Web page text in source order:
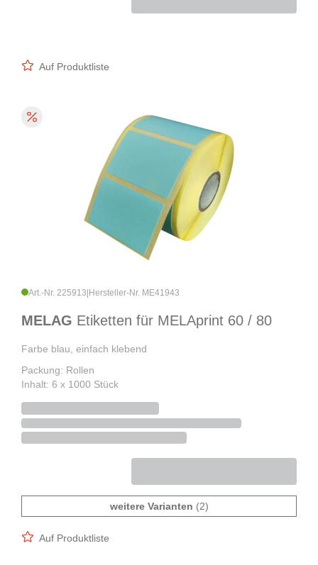
Auf Produktliste
Art.-Nr. 225913 Hersteller-Nr. ME41943
MELAG Etiketten für MELAprint 60 / 80
Farbe blau, einfach klebend
Packung: Rollen
Inhalt: 6 x 1000 Stück
weitere Varianten (2)
Auf Produktliste